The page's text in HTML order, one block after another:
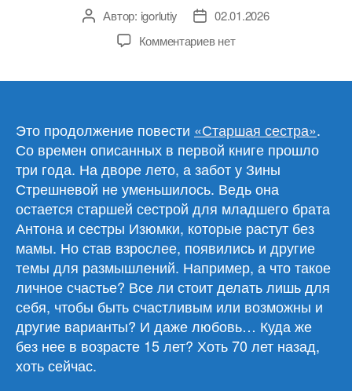
Автор
записи
Автор: igorlutiy
Дата02.01.2026
Комментариевк
счастье»
нет
Это продолжение повести «Старшая сестра».
Со времен описанных в первой книге прошло
три года. На дворе лето, а забот у Зины
Стрешневой не уменьшилось. Ведь она
остается старшей сестрой для младшего брата
Антона и сестры Изюмки, которые растут без
мамы. Но став взрослее, появились и другие
темы для размышлений. Например, а что такое
личное счастье? Все ли стоит делать лишь для
себя, чтобы быть счастливым или возможны и
другие варианты? И даже любовь… Куда же
без нее в возрасте 15 лет? Хоть 70 лет назад,
хоть сейчас.